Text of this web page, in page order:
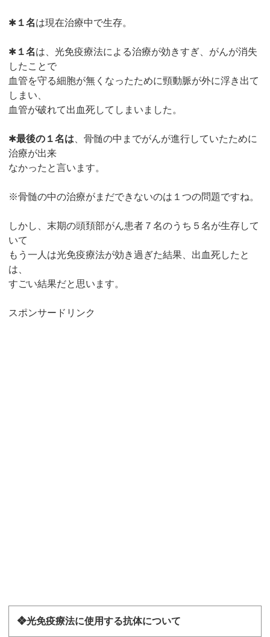
✱ １名は現在治療中で生存。
✱ １名は、光免疫療法による治療が効きすぎ、がんが消失
したことで
血管を守る細胞が無くなったために頸動脈が外に浮き出て
しまい、
血管が破れて出血死してしまいました。
✱最後の１名は、骨髄の中までがんが進行していたために
治療が出来
なかったと言います。
※骨髄の中の治療がまだできないのは１つの問題ですね。
しかし、末期の頭頚部がん患者７名のうち５名が生存して
いて
もう一人は光免疫療法が効き過ぎた結果、出血死したと
は、
すごい結果だと思います。
スポンサードリンク
❖光免疫療法に使用する抗体について